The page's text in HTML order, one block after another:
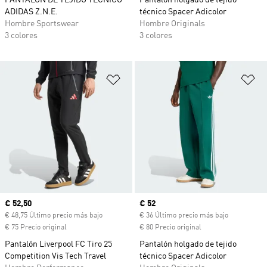
ADIDAS Z.N.E.
Hombre Sportswear
3 colores
técnico Spacer Adicolor
Hombre Originals
3 colores
Añadir a la lista de deseos
Precio actual
€ 52,50
€ 48,75 Último precio más bajo
€ 75 Precio original
Pantalón Liverpool FC Tiro 25
Competition Vis Tech Travel
Precio actual
€ 52
€ 36 Último precio más bajo
€ 80 Precio original
Pantalón holgado de tejido
técnico Spacer Adicolor